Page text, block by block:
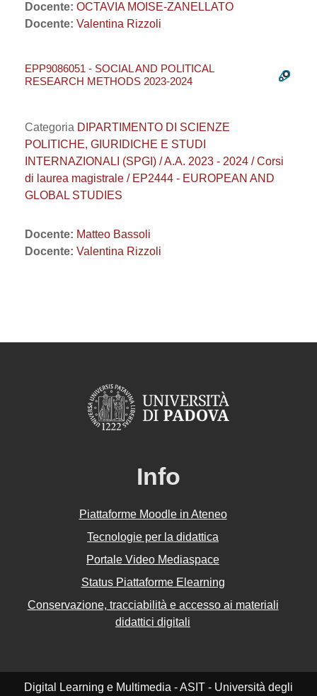
Docente: OCTAVIA MOISE-ZANELLATO
Docente: Valentina Rizzoli
EPP9086051 - SOCIAL AND POLITICAL
RESEARCH METHODS 2023-2024
Categoria DIPARTIMENTO DI SCIENZE
POLITICHE, GIURIDICHE E STUDI
INTERNAZIONALI (SPGI) / A.A. 2023 - 2024 / Corsi
di laurea magistrale / EP2444 - EUROPEAN AND
GLOBAL STUDIES
Docente: Matteo Bassoli
Docente: Valentina Rizzoli
Info
Piattaforme Moodle in Ateneo
Tecnologie per la didattica
Portale Video Mediaspace
Status Piattaforme Elearning
Conservazione, tracciabilità e accesso ai materiali
didattici digitali
Digital Learning e Multimedia - ASIT - Università degli